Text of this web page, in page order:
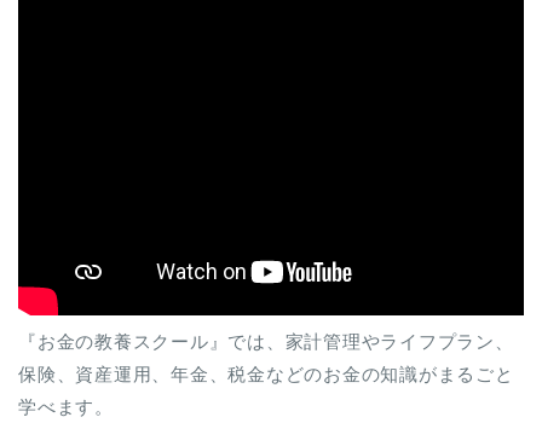
『お金の教養スクール』では、家計管理やライフプラン、
保険、資産運用、年金、税金などのお金の知識がまるごと
学べます。